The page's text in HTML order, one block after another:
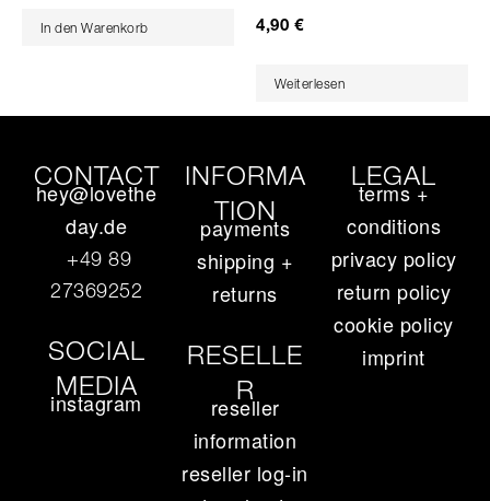
In den Warenkorb
4,90 €
Weiterlesen
CONTACT
hey@lovethe
day.de
+49 89
27369252‬
SOCIAL
MEDIA
instagram
INFORMA
TION
payments
shipping +
returns
RESELLE
R
reseller
information
reseller log-in
LEGAL
terms +
conditions
privacy policy
return policy
cookie policy
imprint